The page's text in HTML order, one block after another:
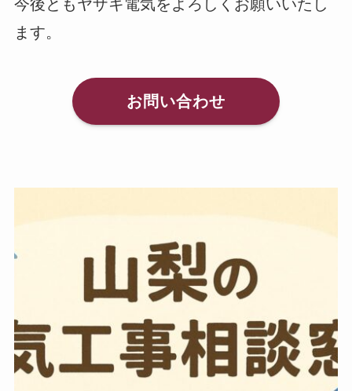
今後ともヤザキ電気をよろしくお願いいたし
ます。
お問い合わせ